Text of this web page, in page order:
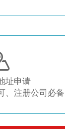
址申请
、注册公司必备